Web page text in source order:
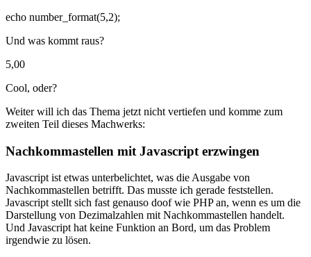
echo number_format(5,2);
Und was kommt raus?
5,00
Cool, oder?
Weiter will ich das Thema jetzt nicht vertiefen und komme zum
zweiten Teil dieses Machwerks:
Nachkommastellen mit Javascript erzwingen
Javascript ist etwas unterbelichtet, was die Ausgabe von
Nachkommastellen betrifft. Das musste ich gerade feststellen.
Javascript stellt sich fast genauso doof wie PHP an, wenn es um die
Darstellung von Dezimalzahlen mit Nachkommastellen handelt.
Und Javascript hat keine Funktion an Bord, um das Problem
irgendwie zu lösen.